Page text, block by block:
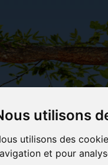
utilisons
utilisons des
et pour
Carterie
papeterie
originale